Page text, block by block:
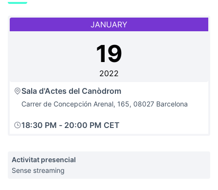
JANUARY
19
2022
Sala d'Actes del Canòdrom
Carrer de Concepción Arenal, 165, 08027 Barcelona
18:30 PM - 20:00 PM CET
Activitat presencial
Sense streaming